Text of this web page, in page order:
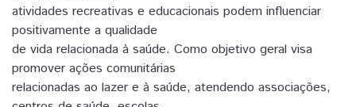
atividades recreativas e educacionais podem influenciar
positivamente a qualidade
de vida relacionada à saúde. Como objetivo geral visa
promover ações comunitárias
relacionadas ao lazer e à saúde, atendendo associações,